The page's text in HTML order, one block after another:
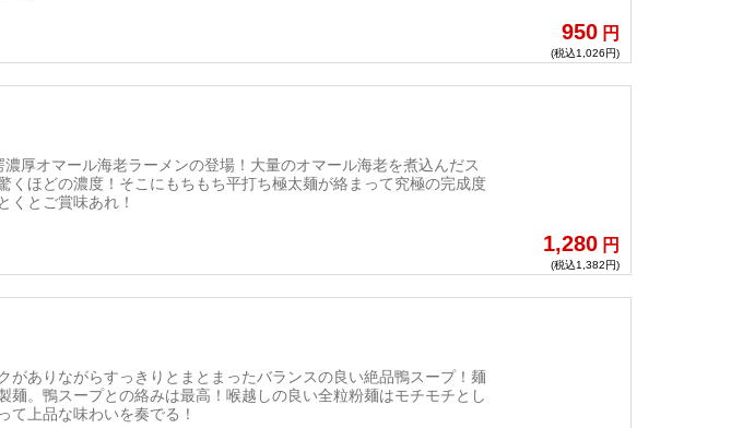
950 円
(税込1,026円)
厚オマール海老ラーメンの登場！大量のオマール海老を煮込んだス
くほどの濃度！そこにもちもち平打ち極太麺が絡まって究極の完成度
くとご賞味あれ！
1,280 円
(税込1,382円)
ありながらすっきりとまとまったバランスの良い絶品鴨スープ！麺
。鴨スープとの絡みは最高！喉越しの良い全粒粉麺はモチモチとし
て上品な味わいを奏でる！